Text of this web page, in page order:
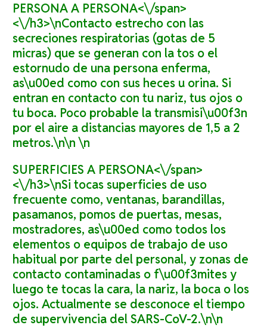
PERSONA A PERSONA<\/span>
<\/h3>\nContacto estrecho con las
secreciones respiratorias (gotas de 5
micras) que se generan con la tos o el
estornudo de una persona enferma,
as\u00ed como con sus heces u orina. Si
entran en contacto con tu nariz, tus ojos o
tu boca. Poco probable la transmisi\u00f3n
por el aire a distancias mayores de 1,5 a 2
metros.\n\n \n
SUPERFICIES A PERSONA<\/span>
<\/h3>\nSi tocas superficies de uso
frecuente como, ventanas, barandillas,
pasamanos, pomos de puertas, mesas,
mostradores, as\u00ed como todos los
elementos o equipos de trabajo de uso
habitual por parte del personal, y zonas de
contacto contaminadas o f\u00f3mites y
luego te tocas la cara, la nariz, la boca o los
ojos. Actualmente se desconoce el tiempo
de supervivencia del SARS-CoV-2.\n\n